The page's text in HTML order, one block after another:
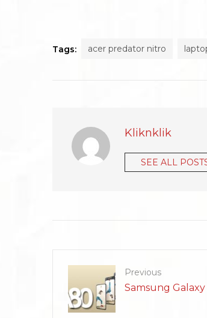
Tags: acer predator nitro
Kliknklik
SEE ALL
Previous
Samsung